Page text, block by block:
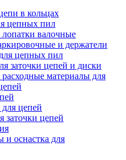
в кольцах
цепных пил
валочные
и держатели
цепных пил
заточки цепей и диски
материалы для
цепей
заточки цепей
и оснастка для